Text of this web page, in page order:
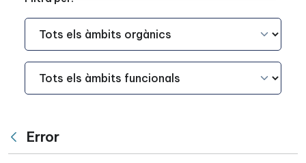
Àmbit Funcional
Àmbit Funcional
Vés enrere
Error